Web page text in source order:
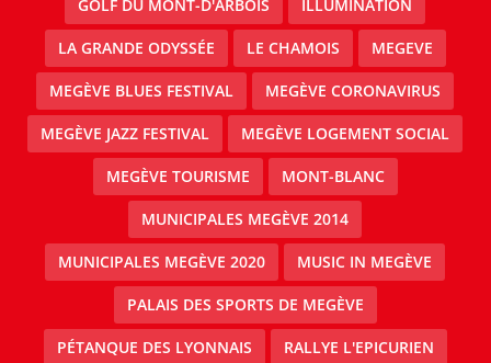
GOLF DU MONT-D'ARBOIS ILLUMINATION
LA GRANDE ODYSSÉE LE CHAMOIS MEGEVE
MEGÈVE BLUES FESTIVAL MEGÈVE CORONAVIRUS
MEGÈVE JAZZ FESTIVAL MEGÈVE LOGEMENT SOCIAL
MEGÈVE TOURISME MONT-BLANC
MUNICIPALES MEGÈVE 2014
MUNICIPALES MEGÈVE 2020 MUSIC IN MEGÈVE
PALAIS DES SPORTS DE MEGÈVE
PÉTANQUE DES LYONNAIS RALLYE L'EPICURIEN